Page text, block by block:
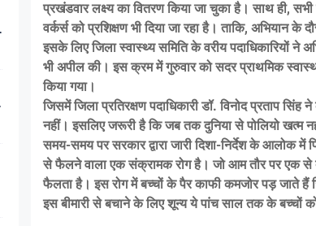
प्रखंडवार लक्ष्य का वितरण किया जा चुका है। साथ ही,
वर्कर्स को प्रशिक्षण भी दिया जा रहा है। ताकि, अभियान के
इसके लिए जिला स्वास्थ्य समिति के वरीय पदाधिकारियों
भी अपील की। इस क्रम में गुरुवार को सदर प्राथमिक
किया गया।
जिसमें जिला प्रतिरक्षण पदाधिकारी डॉ. विनोद प्रताप
नहीं। इसलिए जरूरी है कि जब तक दुनिया से पोलियो खत्म
समय-समय पर सरकार द्वारा जारी दिशा-निर्देश के आलोक में
से फैलने वाला एक संक्रामक रोग है। जो आम तौर पर एक से
फैलता है। इस रोग में बच्चों के पैर काफी कमजोर पड़ जाते हैं
इस बीमारी से बचाने के लिए शून्य ये पांच साल तक के बच्चों